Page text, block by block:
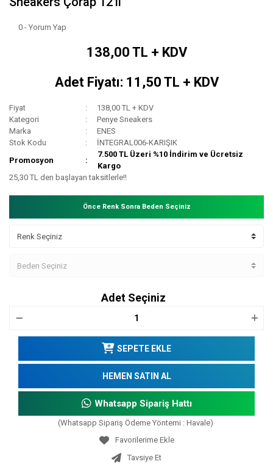
0 - Yorum Yap
138,00 TL + KDV
Adet Fiyatı: 11,50 TL + KDV
Fiyat
138,00 TL + KDV
Kategori
Penye Sneakers
Marka
ENES
Stok Kodu
İNTEGRAL006-KARIŞIK
Promosyon
7.500 TL Üzeri %10 İndirim ve Ücretsiz
Kargo
25,30 TL den başlayan taksitlerle!!
Önce Renk Sonra Beden Seçiniz
Adet Seçiniz
SEPETE EKLE
HEMEN SATIN AL
Whatsapp Sipariş Hattı
(Whatsapp Sipariş Ödeme Yöntemi : Havale)
Tavsiye Et